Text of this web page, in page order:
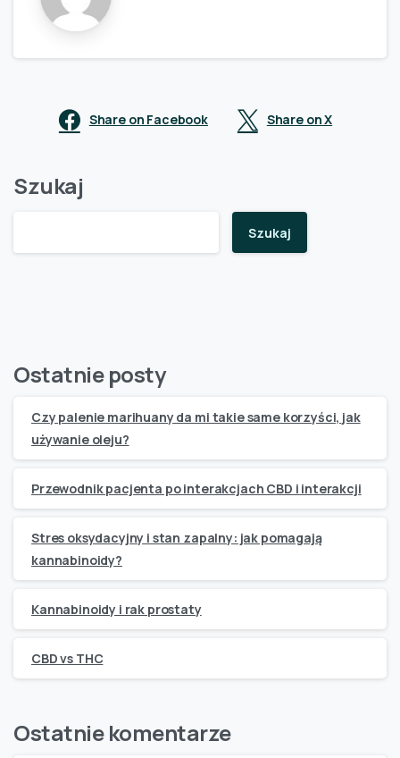
Share on Facebook Share on X
Szukaj
Szukaj
Ostatnie posty
Czy palenie marihuany da mi takie same korzyści, jak
używanie oleju?
Przewodnik pacjenta po interakcjach CBD i interakcji
Stres oksydacyjny i stan zapalny: jak pomagają
kannabinoidy?
Kannabinoidy i rak prostaty
CBD vs THC
Ostatnie komentarze